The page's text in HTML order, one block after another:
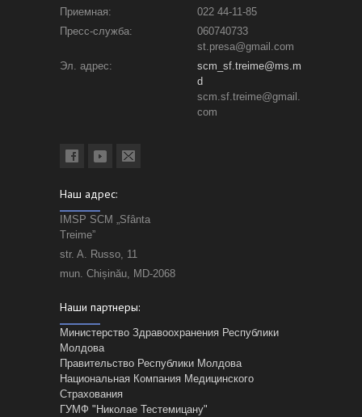
Приемная:
022 44-11-85
Пресс-служба:
060740733
st.presa@gmail.com
Эл. адрес:
scm_sf.treime@ms.m
d
scm.sf.treime@gmail.
com
Наш адрес:
IMSP SCM „Sfânta
Treime”
str. A. Russo, 11
mun. Chișinău, MD-2068
Наши партнеры:
Министерство Здравоохранения Республики
Молдова
Правительство Республики Молдова
Национальная Компания Медицинского
Страхования
ГУМФ "Николае Тестемицану"